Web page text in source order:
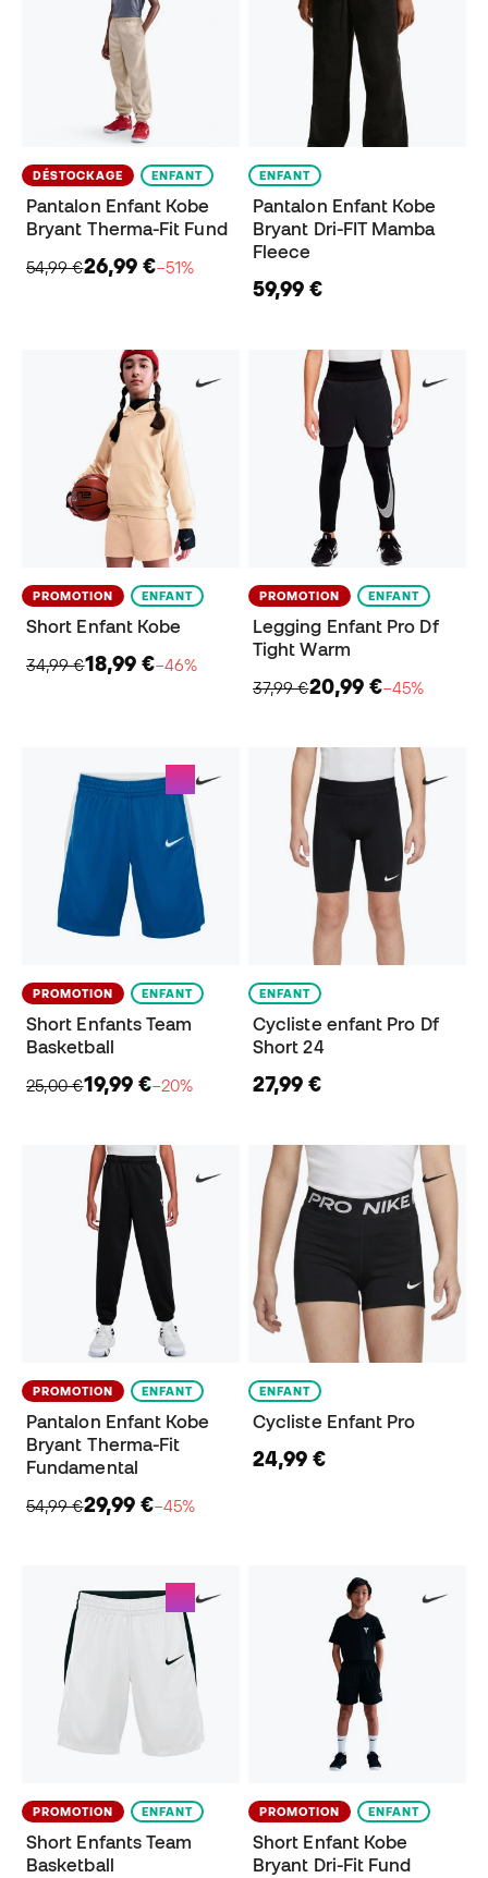
DÉSTOCKAGE ENFANT
Pantalon Enfant Kobe
Bryant Therma-Fit Fund
54,99 €26,99 €−51%
ENFANT
Pantalon Enfant Kobe
Bryant Dri-FIT Mamba
Fleece
59,99 €
PROMOTION ENFANT
Short Enfant Kobe
34,99 €18,99 €−46%
PROMOTION ENFANT
Legging Enfant Pro Df
Tight Warm
37,99 €20,99 €−45%
PROMOTION ENFANT
Short Enfants Team
Basketball
25,00 €19,99 €−20%
ENFANT
Cycliste enfant Pro Df
Short 24
27,99 €
PROMOTION ENFANT
Pantalon Enfant Kobe
Bryant Therma-Fit
Fundamental
54,99 €29,99 €−45%
ENFANT
Cycliste Enfant Pro
24,99 €
PROMOTION ENFANT
Short Enfants Team
Basketball
PROMOTION ENFANT
Short Enfant Kobe
Bryant Dri-Fit Fund